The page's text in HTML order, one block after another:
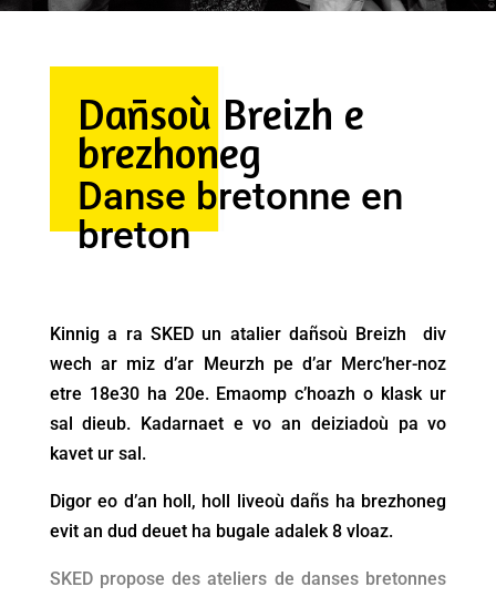
Dañsoù Breizh e
brezhoneg
Danse bretonne en
breton
Kinnig a ra SKED un atalier dañsoù Breizh div
wech ar miz d’ar Meurzh pe d’ar Merc’her-noz
etre 18e30 ha 20e. Emaomp c’hoazh o klask ur
sal dieub. Kadarnaet e vo an deiziadoù pa vo
kavet ur sal.
Digor eo d’an holl, holl liveoù dañs ha brezhoneg
evit an dud deuet ha bugale adalek 8 vloaz.
SKED propose des ateliers de danses bretonnes